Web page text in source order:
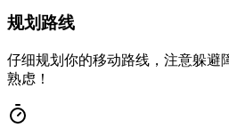
规划路线
仔细规划你的移动路线，注意躲避
熟虑！